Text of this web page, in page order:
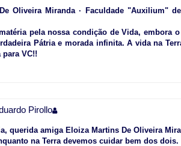
Oliveira Miranda · Faculdade "Auxilium"
pela nossa condição de Vida, embora
Pátria e morada infinita. A vida na
VC!!
Pirollo
querida amiga Eloiza Martins De Oliveira
na Terra devemos cuidar bem dos dois.